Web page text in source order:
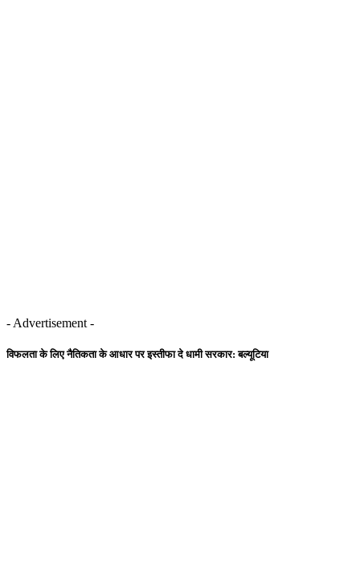
- Advertisement -
विफलता के लिए नैतिकता के आधार पर इस्तीफा दे धामी सरकार: बल्यूटिया